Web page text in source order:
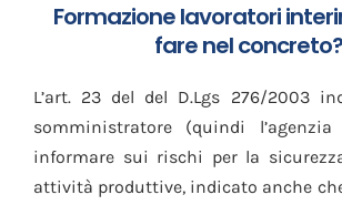
Formazione lavoratori
fare nel concreto?
L’art. 23 del del D.Lgs 276/2003
somministratore (quindi
informare sui rischi per la
attività produttive, indicato anche